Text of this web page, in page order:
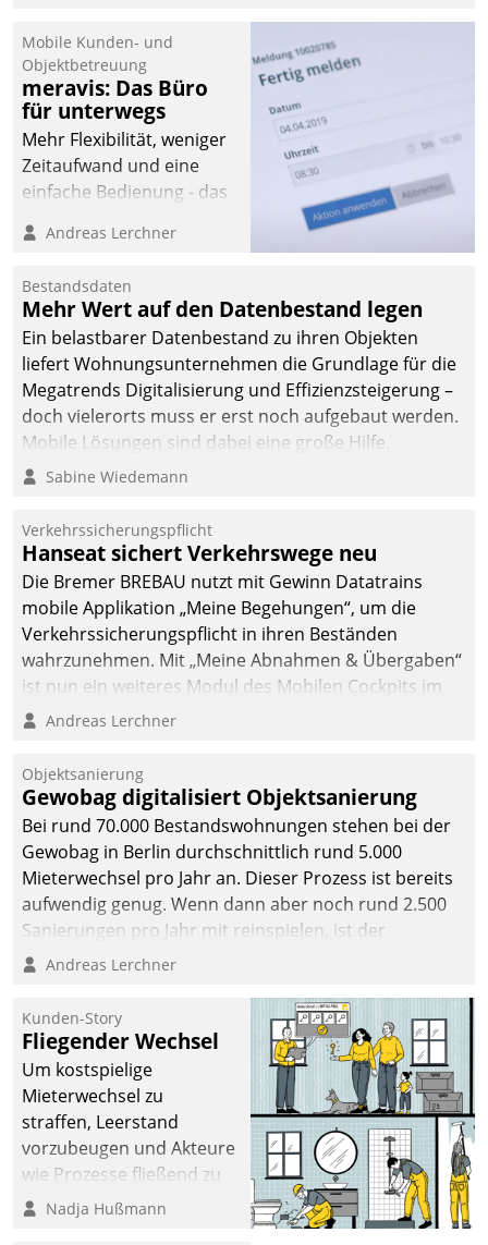
Mobile Kunden- und
Objektbetreuung
meravis: Das Büro
für unterwegs
Mehr Flexibilität, weniger
Zeitaufwand und eine
einfache Bedienung - das
Cockpit für mobile
Datatrain. Die meravis
Wohnungsbau- und
Immobilien GmbH hat
sich dabei für den Betrieb
der Lösung über die SAP
Cloud Platform
entschieden - als erstes
Unternehmen am
Andreas Lerchner
Bestandsdaten
Mehr Wert auf den Datenbestand legen
Ein belastbarer Datenbestand zu ihren Objekten
liefert Wohnungsunternehmen die Grundlage für die
Megatrends Digitalisierung und Effizienzsteigerung –
doch vielerorts muss er erst noch aufgebaut werden.
Mobile Lösungen sind dabei eine große Hilfe.
Sabine Wiedemann
Verkehrssicherungspflicht
Hanseat sichert Verkehrswege neu
Die Bremer BREBAU nutzt mit Gewinn Datatrains
mobile Applikation „Meine Begehungen“, um die
Verkehrssicherungspflicht in ihren Beständen
wahrzunehmen. Mit „Meine Abnahmen & Übergaben“
ist nun ein weiteres Modul des Mobilen Cockpits im
Einsatz.
Andreas Lerchner
Objektsanierung
Gewobag digitalisiert Objektsanierung
Bei rund 70.000 Bestandswohnungen stehen bei der
Gewobag in Berlin durchschnittlich rund 5.000
Mieterwechsel pro Jahr an. Dieser Prozess ist bereits
aufwendig genug. Wenn dann aber noch rund 2.500
Sanierungen pro Jahr mit reinspielen, ist der
Betreuungs- und Organisationsaufwand immens. Im
kommunale Wohnungsbauunternehmen daher
gemeinsam mit der Berliner Datatrain GmbH den
Teilprozess der Objektsanierung digitalisiert.
Andreas Lerchner
Kunden-Story
Fliegender Wechsel
Um kostspielige
Mieterwechsel zu
straffen, Leerstand
vorzubeugen und Akteure
wie Prozesse fließend zu
vernetzen, nutzt die
Nadja Hußmann